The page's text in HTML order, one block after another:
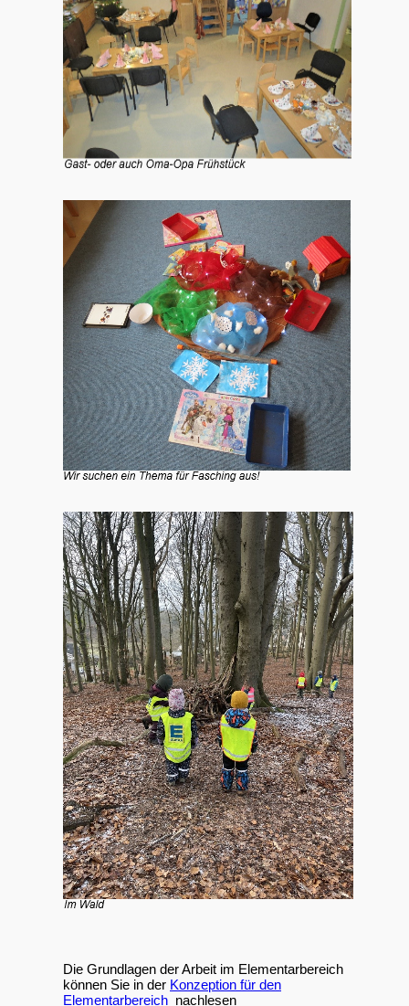
Die Grundlagen der Arbeit im Elementarbereich
können Sie in der Konzeption für den
Elementarbereich nachlesen